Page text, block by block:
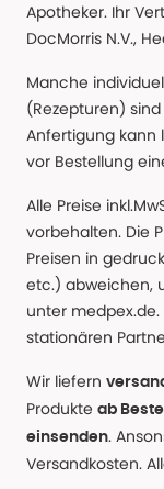
Apotheker. Ihr
DocMorris N.V.,
Manche
(Rezepturen)
Anfertigung kann
vor Bestellung
Alle Preise
vorbehalten. Die
Preisen in
etc.) abweichen,
unter
stationären
Wir liefern
Produkte ab
einsenden.
Versandkosten.